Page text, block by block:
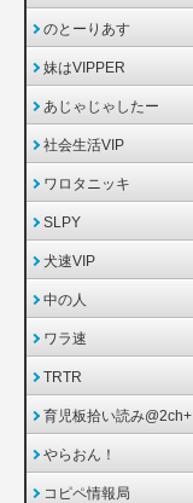
のとーりあす
妹はVIPPER
あじゃじゃしたー
社会生活VIP
ワロタニッキ
SLPY
犬速VIP
中の人
ワラ速
TRTR
育児板拾い読み@2ch+
やらおん！
コピペ情報局